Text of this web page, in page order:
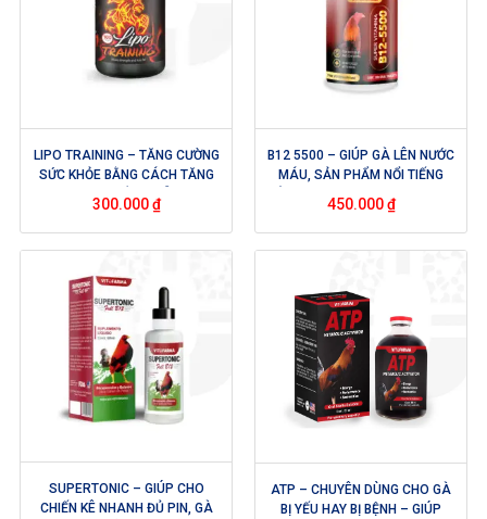
LIPO TRAINING – TĂNG CƯỜNG
SỨC KHỎE BẰNG CÁCH TĂNG
KÍCH THÍCH SỰ TRAO ĐỔI CHẤT,
CƠ BẮP VÀ HỆ THẦN KINH
300.000₫
B12 5500 – GIÚP GÀ LÊN NƯỚC
MÁU, SẢN PHẨM NỔI TIẾNG
100 VIÊN
450.000₫
SUPERTONIC – GIÚP CHO
CHIẾN KÊ NHANH ĐỦ PIN, GÀ
ATP – CHUYÊN DÙNG CHO GÀ
BỊ YẾU HAY BỊ BỆNH – GIÚP